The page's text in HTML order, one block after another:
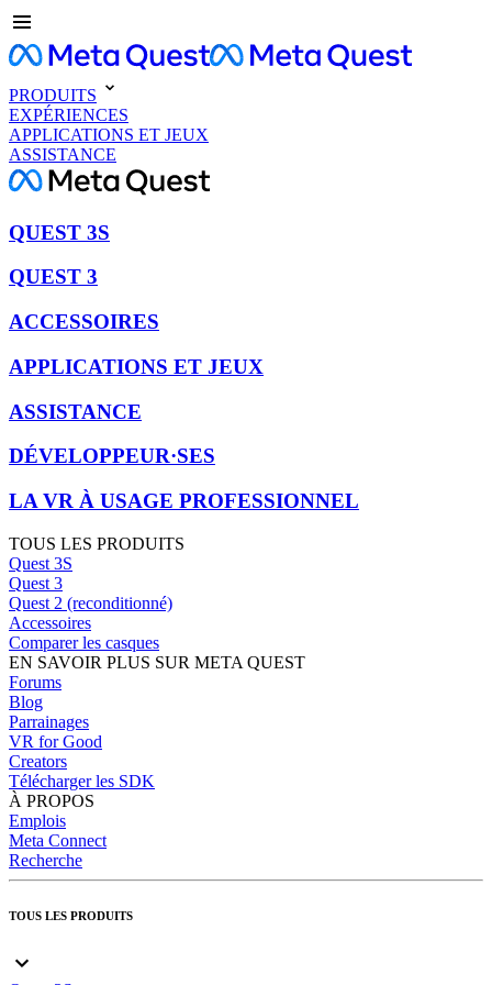
PRODUITS
EXPÉRIENCES
APPLICATIONS ET JEUX
ASSISTANCE
QUEST 3S
QUEST 3
ACCESSOIRES
APPLICATIONS ET JEUX
ASSISTANCE
DÉVELOPPEUR·SES
LA VR À USAGE PROFESSIONNEL
TOUS LES PRODUITS
Quest 3S
Quest 3
Quest 2 (reconditionné)
Accessoires
Comparer les casques
EN SAVOIR PLUS SUR META QUEST
Forums
Blog
Parrainages
VR for Good
Creators
Télécharger les SDK
À PROPOS
Emplois
Meta Connect
Recherche
TOUS LES PRODUITS